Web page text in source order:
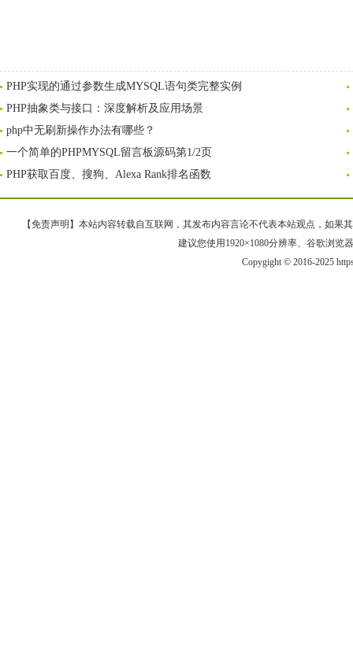
PHP实现的通过参数生成MYSQL语句类完整实例
PHP抽象类与接口：深度解析及应用场景
php中无刷新操作办法有哪些？
一个简单的PHPMYSQL留言板源码第1/2页
PHP获取百度、搜狗、Alexa Rank排名函数
【免责声明】本站内容转载自互联网，其发布内容言论不代表本站观点，如果
建议您使用1920×1080分辨率、谷歌浏览
Copygight © 2016-2025